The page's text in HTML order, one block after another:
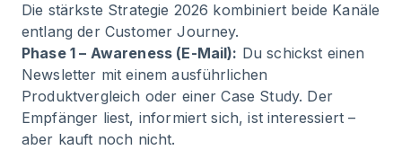
Die stärkste Strategie 2026 kombiniert beide Kanäle
entlang der Customer Journey.
Phase 1 – Awareness (E-Mail): Du schickst einen
Newsletter mit einem ausführlichen
Produktvergleich oder einer Case Study. Der
Empfänger liest, informiert sich, ist interessiert –
aber kauft noch nicht.